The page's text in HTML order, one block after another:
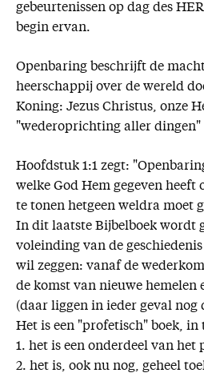
gebeurtenissen op dag des
begin ervan.
Openbaring beschrijft de
heerschappij over de wereld
Koning: Jezus Christus, onze
"wederoprichting aller dingen"
Hoofdstuk 1:1 zegt:
welke God Hem gegeven
te tonen hetgeen weldra moet
In dit laatste Bijbelboek wordt
voleinding van de
wil zeggen: vanaf de
de komst van nieuwe hemelen
(daar liggen in ieder geval nog
Het is een "profetisch" boek, in
1. het is een onderdeel van het
2. het is, ook nu nog, geheel